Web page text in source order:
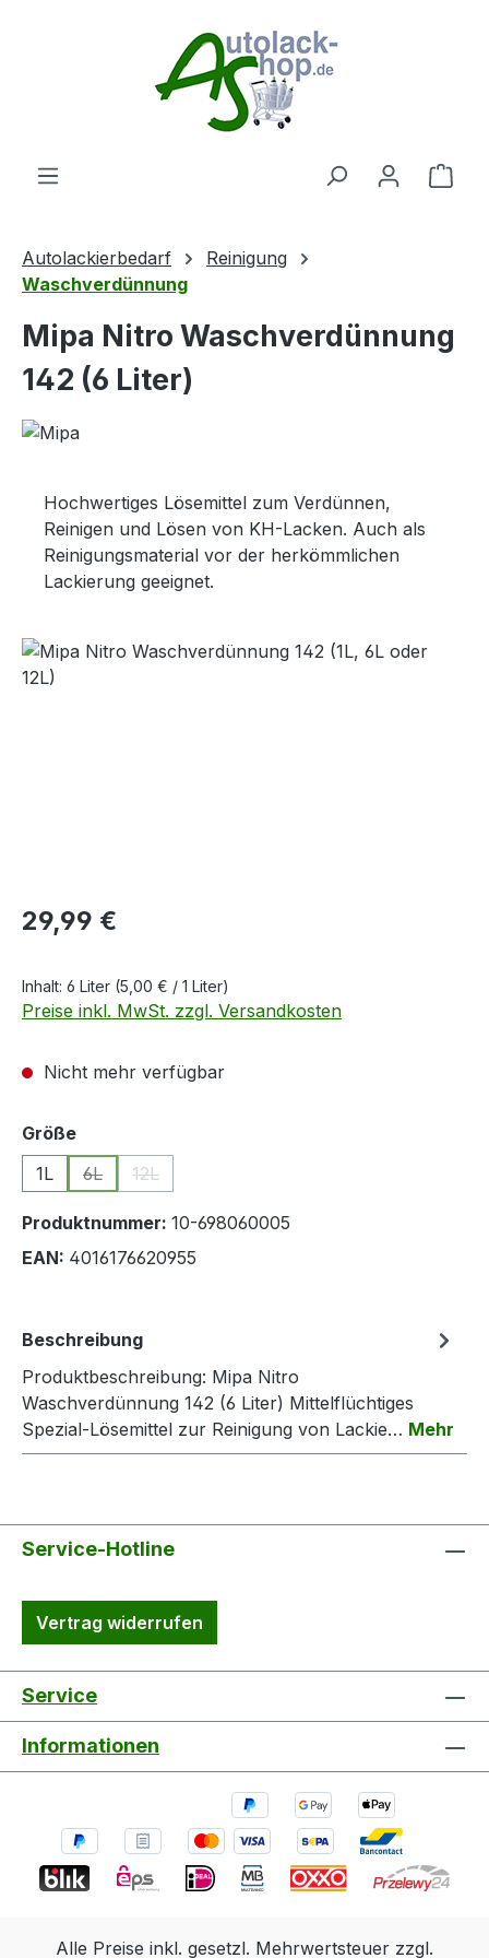
Autolackierbedarf
Reinigung
Waschverdünnung
Mipa Nitro Waschverdünnung
142 (6 Liter)
Hochwertiges Lösemittel zum Verdünnen,
Reinigen und Lösen von KH-Lacken. Auch als
Reinigungsmaterial vor der herkömmlichen
Lackierung geeignet.
Bildergalerie überspringen
Regulärer Preis:
29,99 €
Inhalt: 6 Liter (5,00 € / 1 Liter)
Preise inkl. MwSt. zzgl. Versandkosten
Nicht mehr verfügbar
Größeauswählen
1L
6L
(Diese Option ist zurzeit nicht verfügbar.)
12L
(Diese Option ist zurzeit nicht verfügbar.)
Produktnummer: 10-698060005
EAN: 4016176620955
Beschreibung
Produktbeschreibung: Mipa Nitro
Waschverdünnung 142 (6 Liter) Mittelflüchtiges
Spezial-Lösemittel zur Reinigung von Lackie… Mehr
Service-Hotline
Vertrag widerrufen
Service
Informationen
Alle Preise inkl. gesetzl. Mehrwertsteuer zzgl.